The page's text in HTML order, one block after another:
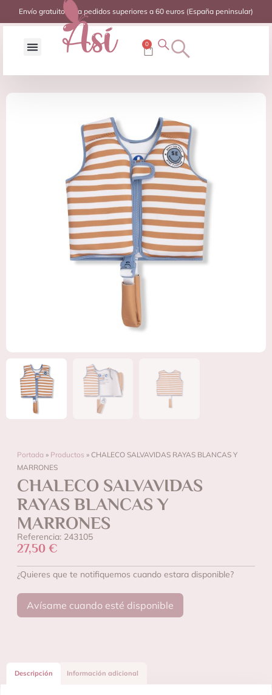
Envío gratuito para pedidos superiores a 60 euros (España peninsular)
0
Portada » Productos » CHALECO SALVAVIDAS RAYAS BLANCAS Y
MARRONES
CHALECO SALVAVIDAS
RAYAS BLANCAS Y
MARRONES
Referencia: 243105
27,50 €
¿Quieres que te notifiquemos cuando estara disponible?
Avísame cuando esté disponible
Descripción Información adicional